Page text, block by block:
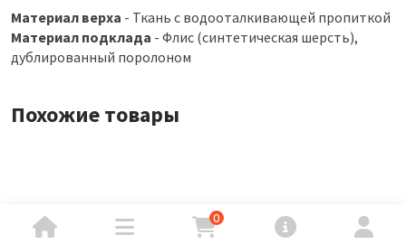
Материал верха - Ткань с водооталкивающей пропиткой
Материал подклада - Флис (синтетическая шерсть),
дублированный поролоном
Похожие товары
0